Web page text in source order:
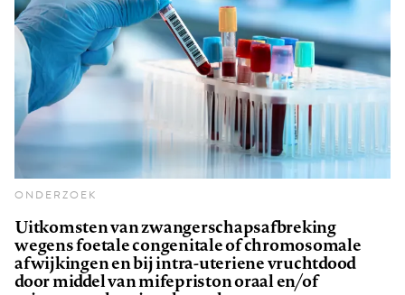
ONDERZOEK
Uitkomsten van zwangerschapsafbreking
wegens foetale congenitale of chromosomale
afwijkingen en bij intra-uteriene vruchtdood
door middel van mifepriston oraal en/of